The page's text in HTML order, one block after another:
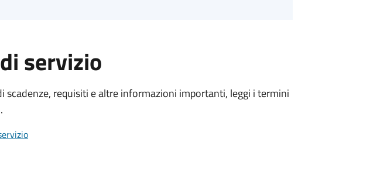
servizio
scadenze, requisiti e altre informazioni importanti, leggi i termini